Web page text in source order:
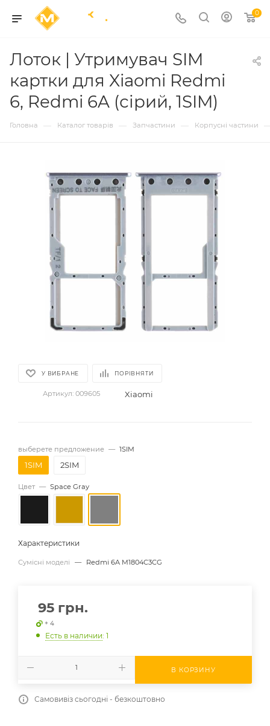
0
Лоток | Утримувач SIM
картки для Xiaomi Redmi
6, Redmi 6A (сірий, 1SIM)
Головна — Каталог товарів — Запчастини — Корпусні частини
У ВИБРАНЕ ПОРІВНЯТИ
Артикул: 009605 Xiaomi
выберете предложение — 1SIM
1SIM 2SIM
Цвет — Space Gray
Характеристики
Сумісні моделі — Redmi 6A M1804C3CG
95 грн.
+ 4
Есть в наличии: 1
В КОРЗИНУ
Самовивіз сьогодні - безкоштовно